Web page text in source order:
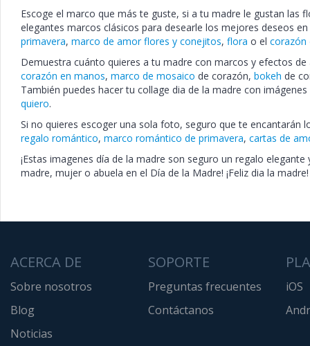
Escoge el marco que más te guste, si a tu madre le gustan las
elegantes marcos clásicos para desearle los mejores deseos
primavera, marco de amor flores y conejitos, flora o el corazón
Demuestra cuánto quieres a tu madre con marcos y efectos
corazón en manos, marco de mosaico de corazón, bokeh de
También puedes hacer tu collage dia de la madre con
quiero.
Si no quieres escoger una sola foto, seguro que te
regalo romántico, marco romántico de primavera, cartas de
¡Estas imagenes día de la madre son seguro un regalo
madre, mujer o abuela en el Día de la Madre! ¡Feliz dia la madre!
ACERCA DE
Sobre nosotros
Blog
Noticias
SOPORTE
Preguntas frecuentes
Contáctanos
iOS